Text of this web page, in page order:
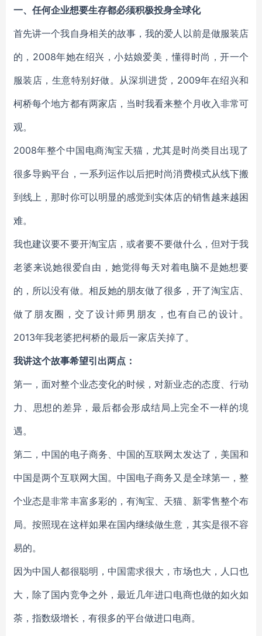
一、任何企业想要生存都必须积极投身全球化
首先讲一个我自身相关的故事，我的爱人以前是做服装店
的，2008年她在绍兴，小姑娘爱美，懂得时尚，开一个
服装店，生意特别好做。从深圳进货，2009年在绍兴和
柯桥每个地方都有两家店，当时我看来整个月收入非常可
观。
2008年整个中国电商淘宝天猫，尤其是时尚类目出现了
很多导购平台，一系列运作以后把时尚消费模式从线下搬
到线上，那时你可以明显的感觉到实体店的销售越来越困
难。
我也建议要不要开淘宝店，或者要不要做什么，但对于我
老婆来说她很爱自由，她觉得每天对着电脑不是她想要
的，所以没有做。相反她的朋友做了很多，开了淘宝店、
做了朋友圈，交了设计师男朋友，也有自己的设计。
2013年我老婆把柯桥的最后一家店关掉了。
我讲这个故事希望引出两点：
第一，面对整个业态变化的时候，对新业态的态度、行动
力、思想的差异，最后都会形成结局上完全不一样的境
遇。
第二，中国的电子商务、中国的互联网太发达了，美国和
中国是两个互联网大国。中国电子商务又是全球第一，整
个业态是非常丰富多彩的，有淘宝、天猫、新零售整个布
局。按照现在这样如果在国内继续做生意，其实是很不容
易的。
因为中国人都很聪明，中国需求很大，市场也大，人口也
大，除了国内竞争之外，最近几年进口电商也做的如火如
荼，指数级增长，有很多的平台做进口电商。